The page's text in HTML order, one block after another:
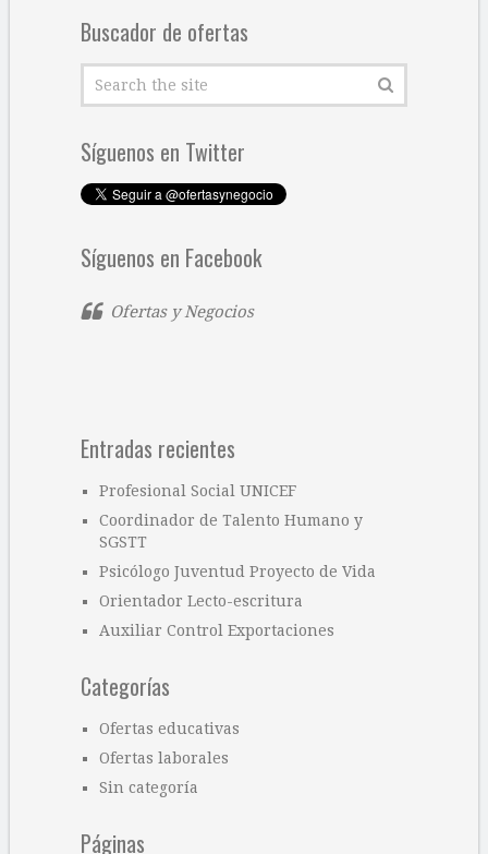
Buscador de ofertas
Síguenos en Twitter
Síguenos en Facebook
Ofertas y Negocios
Entradas recientes
Profesional Social UNICEF
Coordinador de Talento Humano y
SGSTT
Psicólogo Juventud Proyecto de Vida
Orientador Lecto-escritura
Auxiliar Control Exportaciones
Categorías
Ofertas educativas
Ofertas laborales
Sin categoría
Páginas